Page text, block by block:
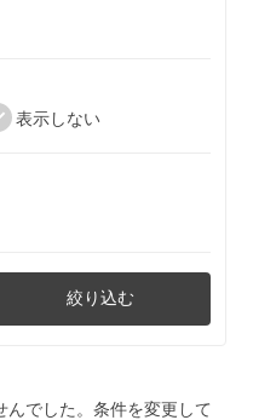
表示しない
絞り込む
でした。条件を変更して